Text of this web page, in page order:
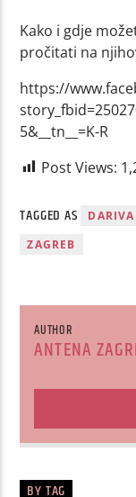
Kako i gdje
pročitati na
https://
5&__tn__=K-R
Post Views:
TAGGED AS
ZAGREB
AUTHOR
ANTENA
BY TAG